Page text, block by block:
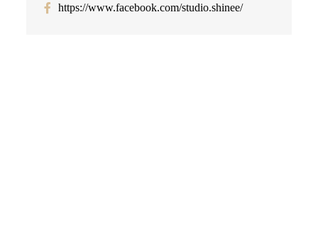
https://www.facebook.com/studio.shinee/